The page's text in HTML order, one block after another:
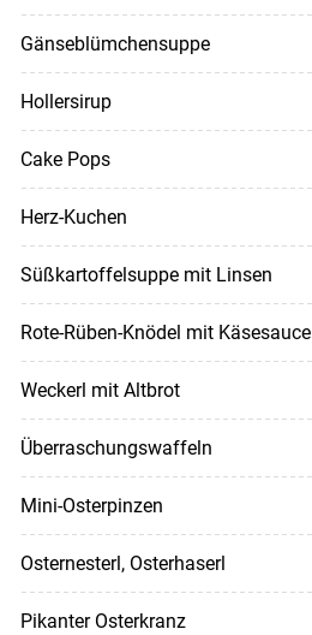
Gänseblümchensuppe
Hollersirup
Cake Pops
Herz-Kuchen
Süßkartoffelsuppe mit Linsen
Rote-Rüben-Knödel mit Käsesauce
Weckerl mit Altbrot
Überraschungswaffeln
Mini-Osterpinzen
Osternesterl, Osterhaserl
Pikanter Osterkranz